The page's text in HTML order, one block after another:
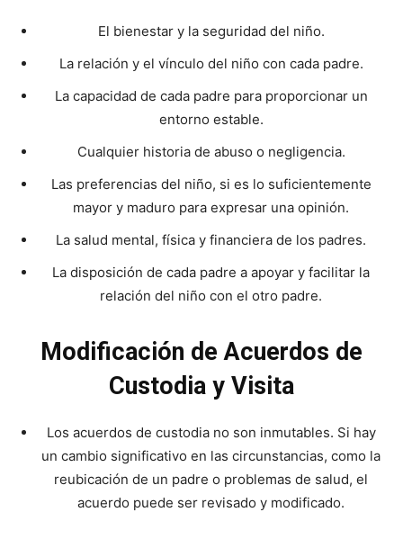
El bienestar y la seguridad del niño.
La relación y el vínculo del niño con cada padre.
La capacidad de cada padre para proporcionar un
entorno estable.
Cualquier historia de abuso o negligencia.
Las preferencias del niño, si es lo suficientemente
mayor y maduro para expresar una opinión.
La salud mental, física y financiera de los padres.
La disposición de cada padre a apoyar y facilitar la
relación del niño con el otro padre.
Modificación de Acuerdos de
Custodia y Visita
Los acuerdos de custodia no son inmutables. Si hay
un cambio significativo en las circunstancias, como la
reubicación de un padre o problemas de salud, el
acuerdo puede ser revisado y modificado.